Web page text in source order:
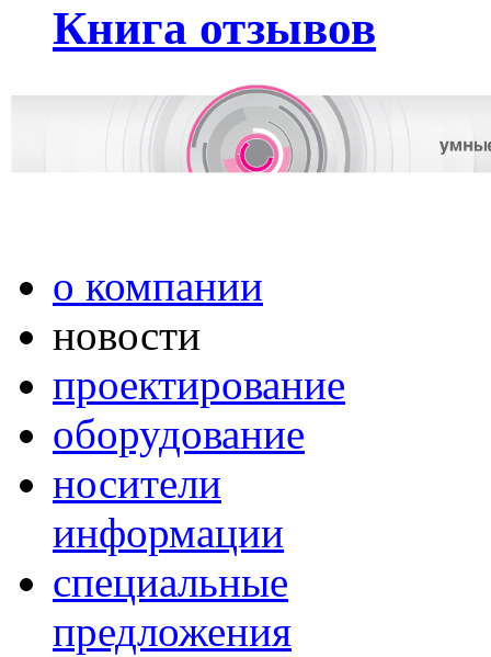
Книга отзывов
о компании
новости
проектирование
оборудование
носители
информации
специальные
предложения